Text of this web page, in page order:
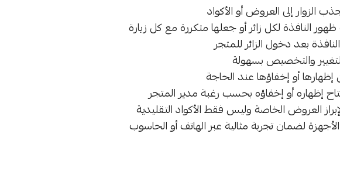
الزوار إلى العروض أو الأكواد
النافذة لكل زائر أو جعلها متكررة مع كل زيارة
بعد دخول الزائر للمتجر
والتخصيص بسهولة
أو إخفاؤها عند الحاجة
إظهاره أو إخفاؤه بحسب رغبة مدير المتجر
العروض الخاصة وليس فقط الأكواد التقليدية
لضمان تجربة مثالية عبر الهاتف أو الحاسوب